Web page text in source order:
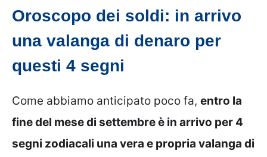
Oroscopo dei soldi: in arrivo
una valanga di denaro per
questi 4 segni
Come abbiamo anticipato poco fa, entro la
fine del mese di settembre è in arrivo per 4
segni zodiacali una vera e propria valanga di